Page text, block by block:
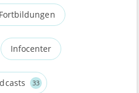
Fortbildungen
Infocenter
33